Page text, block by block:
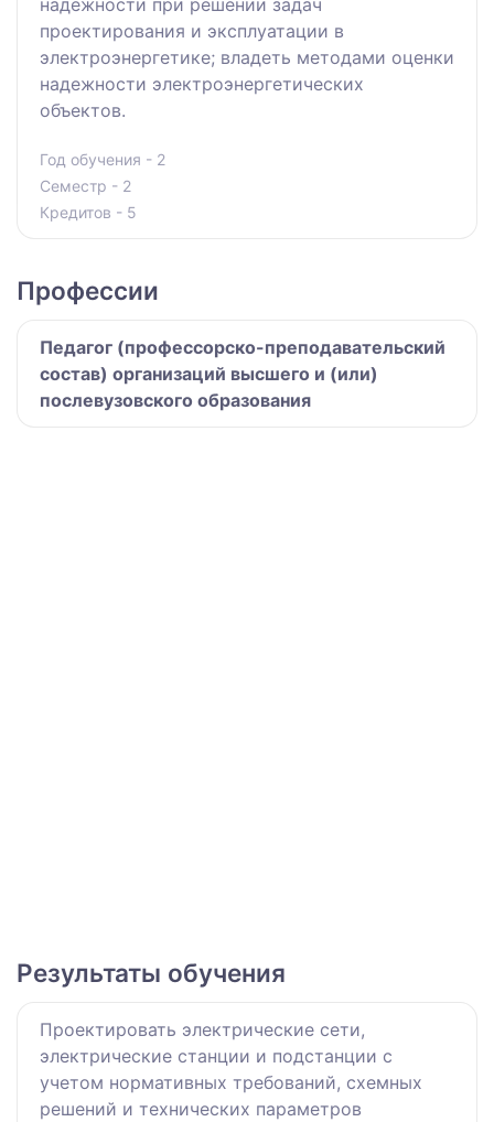
надежности при решении задач
проектирования и эксплуатации в
электроэнергетике; владеть методами оценки
надежности электроэнергетических
объектов.
Год обучения - 2
Семестр - 2
Кредитов - 5
Профессии
Педагог (профессорско-преподавательский
состав) организаций высшего и (или)
послевузовского образования
Результаты обучения
Проектировать электрические сети,
электрические станции и подстанции с
учетом нормативных требований, схемных
решений и технических параметров